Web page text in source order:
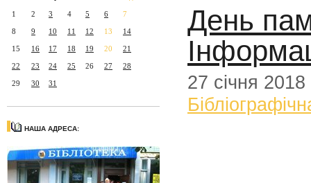
1 2 3 4 5 6 7
8 9 10 11 12 13 14
15 16 17 18 19 20 21
22 23 24 25 26 27 28
29 30 31
НАША АДРЕСА:
День
27 січня 2018